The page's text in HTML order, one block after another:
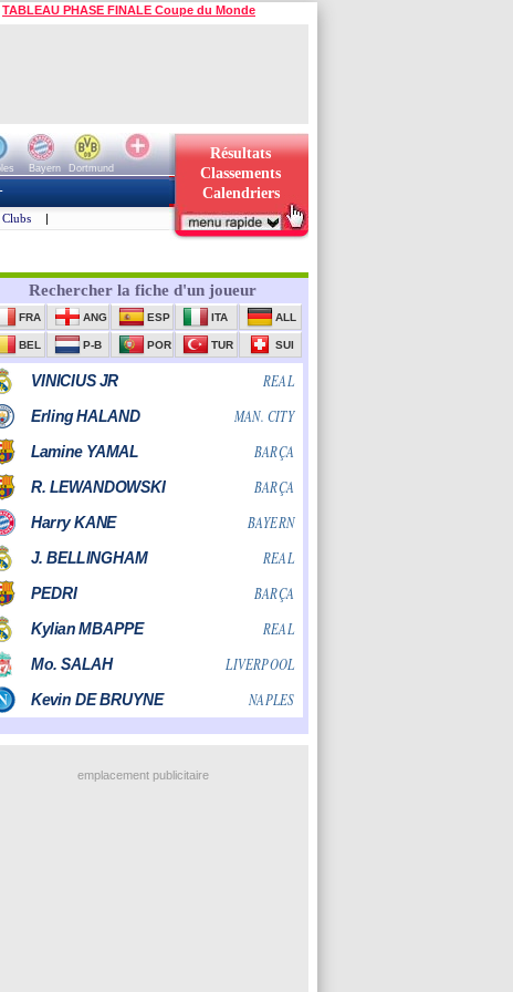
TABLEAU PHASE FINALE Coupe du Monde
Bayern
Dortmund
Résultats
Classements
Calendriers
Clubs |
emplacement publicitaire